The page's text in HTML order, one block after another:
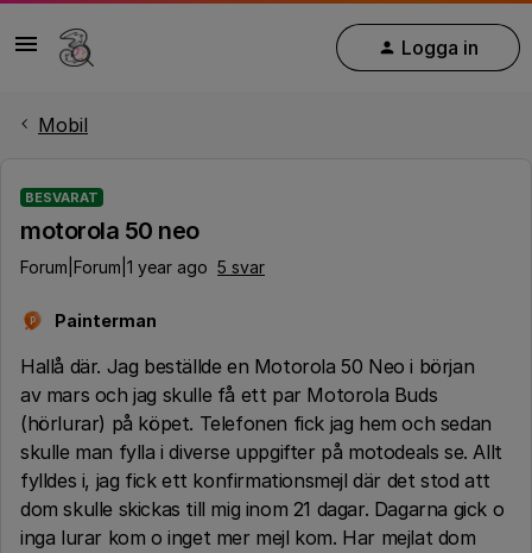
Logga in
Mobil
BESVARAT
motorola 50 neo
Forum|Forum|1 year ago 5 svar
P Painterman
Hallå där. Jag beställde en Motorola 50 Neo i början
av mars och jag skulle få ett par Motorola Buds
(hörlurar) på köpet. Telefonen fick jag hem och sedan
skulle man fylla i diverse uppgifter på motodeals se. Allt
fylldes i, jag fick ett konfirmationsmejl där det stod att
dom skulle skickas till mig inom 21 dagar. Dagarna gick o
inga lurar kom o inget mer mejl kom. Har mejlat dom